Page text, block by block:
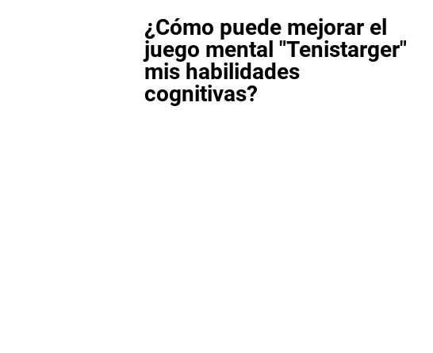
¿Cómo puede mejorar el
juego mental "Tenistarger"
mis habilidades
cognitivas?